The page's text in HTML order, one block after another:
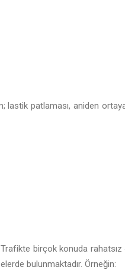
lastik patlaması, aniden
birçok konuda
bulunmaktadır. Örneğin: